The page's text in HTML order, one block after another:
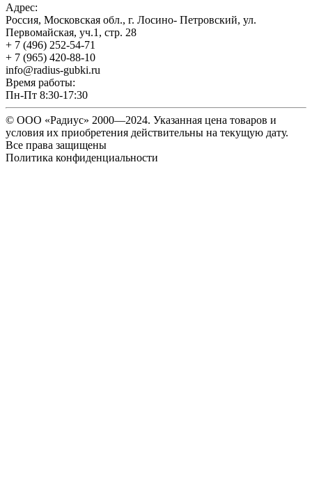
Адрес:
Россия, Московская обл., г. Лосино- Петровский, ул.
Первомайская, уч.1, стр. 28
+ 7 (496) 252-54-71
+ 7 (965) 420-88-10
info@radius-gubki.ru
Время работы:
Пн-Пт 8:30-17:30
© ООО «Радиус» 2000—2024. Указанная цена товаров и
условия их приобретения действительны на текущую дату.
Все права защищены
Политика конфиденциальности